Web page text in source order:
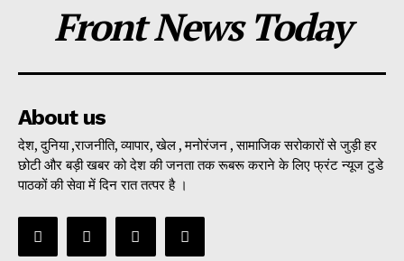
Front News Today
About us
देश, दुनिया ,राजनीति, व्यापार, खेल , मनोरंजन , सामाजिक सरोकारों से जुड़ी हर
छोटी और बड़ी खबर को देश की जनता तक रूबरू कराने के लिए फ्रंट न्यूज टुडे
पाठकों की सेवा में दिन रात तत्पर है ।